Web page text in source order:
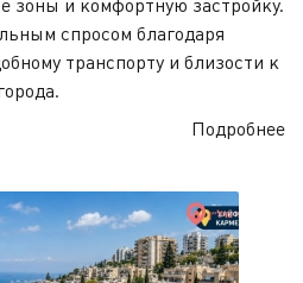
зоны и комфортную застройку.
спросом благодаря
транспорту и близости к
Подробнее